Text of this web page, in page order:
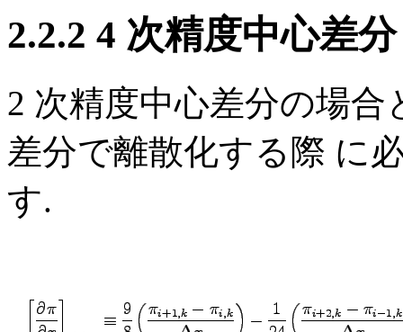
2.2.2 4 次精度中心差分
2 次精度中心差分の場合
差分で離散化する際 に
す.